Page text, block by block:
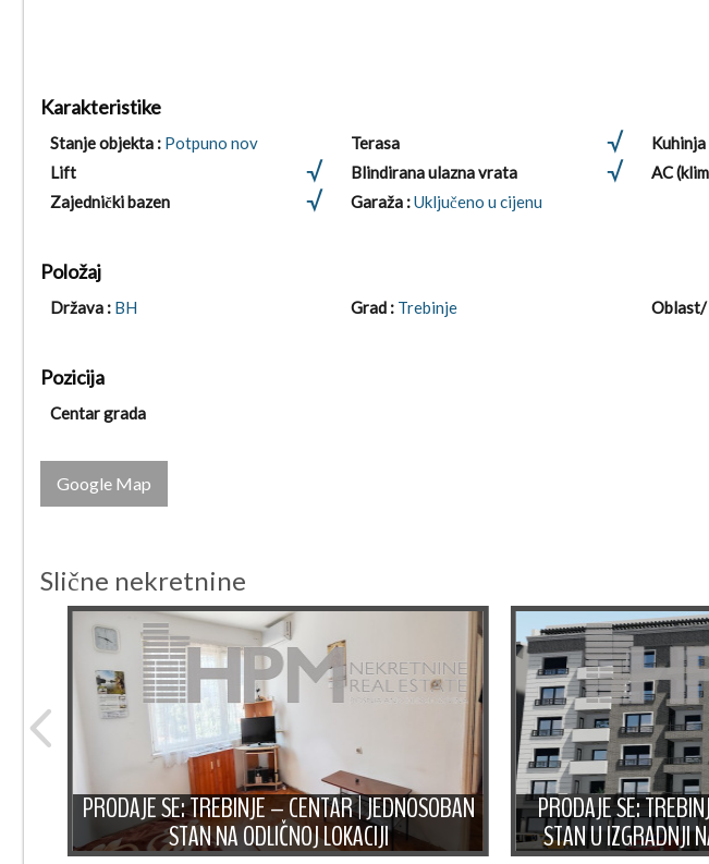
Karakteristike
Stanje objekta : Potpuno nov Terasa
Kuhinja
Lift
Blindirana ulazna vrata
AC
Zajednički bazen
Garaža :Uključeno u cijenu
Položaj
Država : BH Grad : Trebinje
Pozicija
Centar grada
Google Map
Slične nekretnine
PRODAJE SE: TREBINJE – CENTAR | JEDNOSOBAN
STAN NA ODLIČNOJ LOKACIJI
PRODAJE SE:
STAN U IZGRADNJI